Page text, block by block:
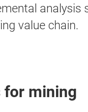
value chain.
for mining